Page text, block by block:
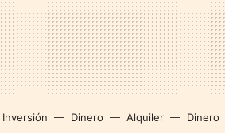
Inversión Dinero Alquiler Dinero